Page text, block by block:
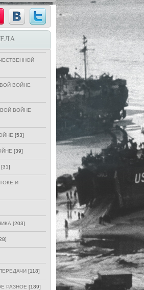
ВОЙНЕ
ВОЙНЕ
[53]
[39]
[31]
И
[203]
[118]
РАЗНОЕ [189]